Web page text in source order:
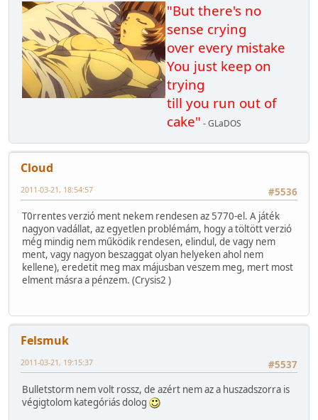
"But there's no
sense crying
over every mistake
You just keep on
trying
till you run out of
cake" - GLaDOS
Cloud
#5536
2011-03-21, 18:54:57
T0rrentes verzió ment nekem rendesen az 5770-el. A játék
nagyon vadállat, az egyetlen problémám, hogy a töltött verzió
még mindig nem működik rendesen, elindul, de vagy nem
ment, vagy nagyon beszaggat olyan helyeken ahol nem
kellene), eredetit meg max májusban veszem meg, mert most
elment másra a pénzem. (Crysis2 )
Felsmuk
#5537
2011-03-21, 19:15:37
Bulletstorm nem volt rossz, de azért nem az a huszadszorra is
végigtolom kategóriás dolog